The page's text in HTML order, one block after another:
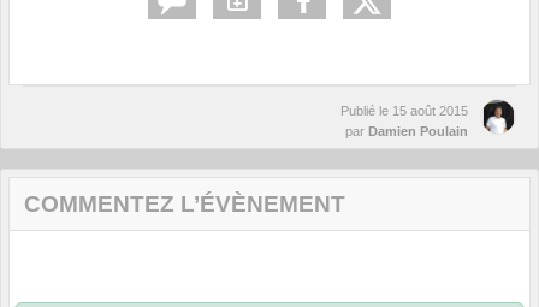
Publié le 15 août 2015
par Damien Poulain
COMMENTEZ L’ÉVÈNEMENT